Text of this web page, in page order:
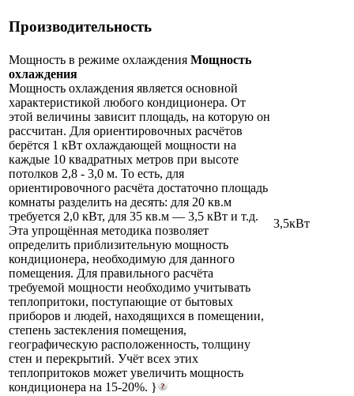
Производительность
Мощность в режиме охлаждения Мощность
охлаждения
Мощность охлаждения является основной
характеристикой любого кондиционера. От
этой величины зависит площадь, на которую он
рассчитан. Для ориентировочных расчётов
берётся 1 кВт охлаждающей мощности на
каждые 10 квадратных метров при высоте
потолков 2,8 - 3,0 м. То есть, для
ориентировочного расчёта достаточно площадь
комнаты разделить на десять: для 20 кв.м
требуется 2,0 кВт, для 35 кв.м — 3,5 кВт и т.д.
Эта упрощённая методика позволяет
определить приблизительную мощность
кондиционера, необходимую для данного
помещения. Для правильного расчёта
требуемой мощности необходимо учитывать
теплопритоки, поступающие от бытовых
приборов и людей, находящихся в помещении,
степень застекления помещения,
географическую расположенность, толщину
стен и перекрытий. Учёт всех этих
теплопритоков может увеличить мощность
кондиционера на 15-20%. }
3,5кВт